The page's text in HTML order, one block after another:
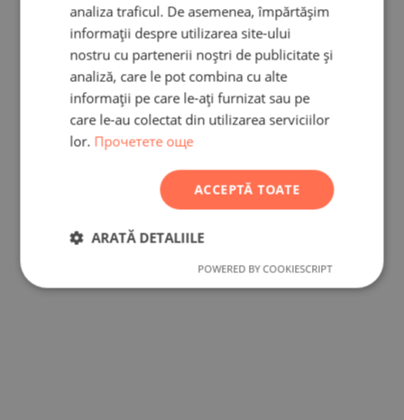
FRENCH
POLISH
ROMANIAN
CZECH
analiza traficul. De asemenea, împărtășim
informații despre utilizarea site-ului
nostru cu partenerii noștri de publicitate și
analiză, care le pot combina cu alte
informații pe care le-ați furnizat sau pe
care le-au colectat din utilizarea serviciilor
lor. Прочетете още
ACCEPTĂ TOATE
ARATĂ DETALIILE
POWERED BY COOKIESCRIPT